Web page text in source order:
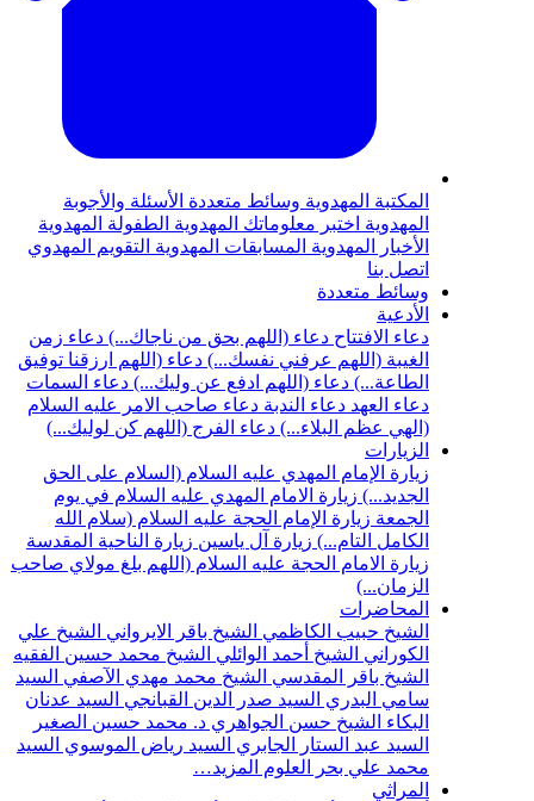
المكتبة المهدوية وسائط متعددة الأسئلة والأجوبة
المهدوية اختبر معلوماتك المهدوية الطفولة المهدوية
الأخبار المهدوية المسابقات المهدوية التقويم المهدوي
اتصل بنا
وسائط متعددة
الأدعية
دعاء الافتتاح دعاء (اللهم بحق من ناجاك...) دعاء زمن
الغيبة (اللهم عرفني نفسك...) دعاء (اللهم ارزقنا توفيق
الطاعة...) دعاء (اللهم ادفع عن وليك...) دعاء السمات
دعاء العهد دعاء الندبة دعاء صاحب الامر عليه السلام
(الهي عظم البلاء...) دعاء الفرج (اللهم كن لوليك...)
الزيارات
زيارة الإمام المهدي عليه السلام (السلام على الحق
الجديد...) زيارة الامام المهدي عليه السلام في يوم
الجمعة زيارة الإمام الحجة عليه السلام (سلام الله
الكامل التام...) زيارة آل ياسين زيارة الناحية المقدسة
زيارة الامام الحجة عليه السلام (اللهم بلغ مولاي صاحب
الزمان...)
المحاضرات
الشيخ حبيب الكاظمي الشيخ باقر الايرواني الشيخ علي
الكوراني الشيخ أحمد الوائلي الشيخ محمد حسين الفقيه
الشيخ باقر المقدسي الشيخ محمد مهدي الآصفي السيد
سامي البدري السيد صدر الدين القبانجي السيد عدنان
البكاء الشيخ حسن الجواهري د. محمد حسين الصغير
السيد عبد الستار الجابري السيد رياض الموسوي السيد
محمد علي بحر العلوم المزيد…
المراثي